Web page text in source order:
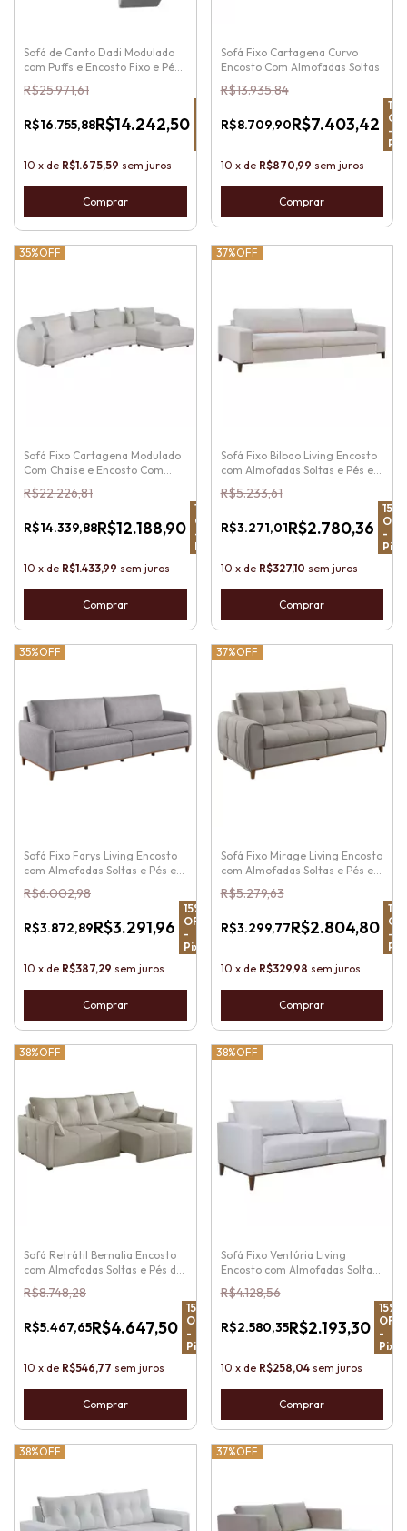
Sofá de Canto Dadi Modulado
com Puffs e Encosto Fixo e Pés
de Madeira
R$25.971,61
R$16.755,88R$14.242,50
10 x de R$1.675,59 sem juros
Sofá Fixo Cartagena Curvo
Encosto Com Almofadas Soltas
R$13.935,84
R$8.709,90R$7.403,42
15
-
Pix
10 x de R$870,99 sem juros
Comprar
35%OFF
Sofá Fixo Cartagena Modulado
Com Chaise e Encosto Com
Almofadas Soltas
R$22.226,81
R$14.339,88R$12.188,90
15
OFF
-
Pix
10 x de R$1.433,99 sem juros
Comprar
37%OFF
Sofá Fixo Bilbao Living Encosto
com Almofadas Soltas e Pés em
Madeira
R$5.233,61
R$3.271,01R$2.780,36
15%
OFF
-
Pix
10 x de R$327,10 sem juros
Comprar
35%OFF
Sofá Fixo Farys Living Encosto
com Almofadas Soltas e Pés em
Madeira
R$6.002,98
R$3.872,89R$3.291,96
15%
OFF
-
Pix
10 x de R$387,29 sem juros
Comprar
37%OFF
Sofá Fixo Mirage Living Encosto
com Almofadas Soltas e Pés em
Madeira
R$5.279,63
R$3.299,77R$2.804,80
15
-
Pix
10 x de R$329,98 sem juros
Comprar
38%OFF
Sofá Retrátil Bernalia Encosto
com Almofadas Soltas e Pés de
Madeira
R$8.748,28
R$5.467,65R$4.647,50
15
OFF
-
Pix
10 x de R$546,77 sem juros
Comprar
38%OFF
Sofá Fixo Ventúria Living
Encosto com Almofadas Soltas
e Pés em Madeira
R$4.128,56
R$2.580,35R$2.193,30
15%
OFF
-
Pix
10 x de R$258,04 sem juros
Comprar
38%OFF 37%OFF